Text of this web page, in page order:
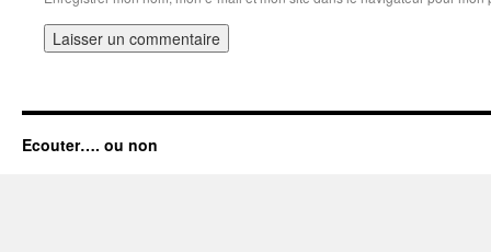
Ecouter…. ou non